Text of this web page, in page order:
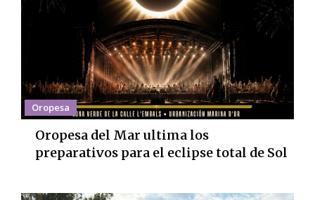
Oropesa
Oropesa del Mar ultima los
preparativos para el eclipse total de Sol